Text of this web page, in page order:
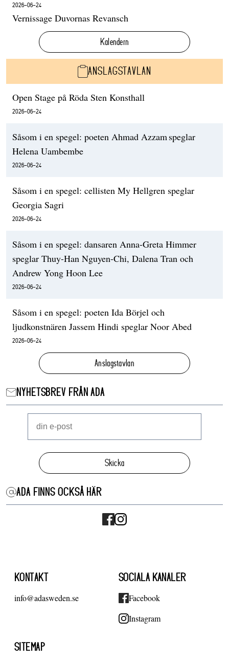
2026-06-24
Vernissage Duvornas Revansch
Kalendern
ANSLAGSTAVLAN
Open Stage på Röda Sten Konsthall
2026-06-24
Såsom i en spegel: poeten Ahmad Azzam speglar
Helena Uambembe
2026-06-24
Såsom i en spegel: cellisten My Hellgren speglar
Georgia Sagri
2026-06-24
Såsom i en spegel: dansaren Anna-Greta Himmer
speglar Thuy-Han Nguyen-Chi, Dalena Tran och
Andrew Yong Hoon Lee
2026-06-24
Såsom i en spegel: poeten Ida Börjel och
ljudkonstnären Jassem Hindi speglar Noor Abed
2026-06-24
Anslagstavlan
NYHETSBREV FRÅN ADA
Skicka
ADA FINNS OCKSÅ HÄR
KONTAKT
info@adasweden.se
SOCIALA KANALER
Facebook
Instagram
SITEMAP